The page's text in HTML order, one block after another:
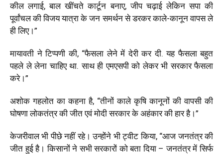
कील लगाई, बाल खींचते कार्टून बनाए, जीप चढ़ाई लेकिन सपा की
पूर्वांचल की विजय यात्रा के जन समर्थन से डरकर काले-कानून वापस ले
ही लिए।”
मायावती ने टिप्पणी की, “फैसला लेने में देरी कर दी. यह फैसला बहुत
पहले ले लेना चाहिए था. साथ ही एमएसपी को लेकर भी सरकार फैसला
करे।”
अशोक गहलोत का कहना है, “तीनों काले कृषि कानूनों की वापसी की
घोषणा लोकतंत्र की जीत एवं मोदी सरकार के अहंकार की हार है।”
केजरीवाल भी पीछे नहीं रहे। उन्होंने भी ट्वीट किया, “आज जनतंत्र की
जीत हुई है। किसानों ने सभी सरकारों को बता दिया – जनतंत्र में सिर्फ